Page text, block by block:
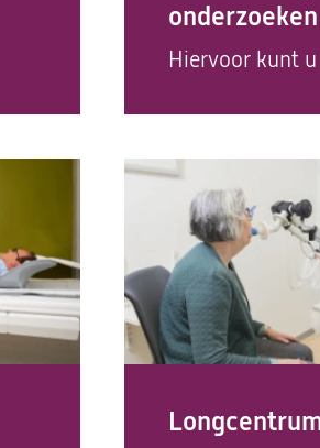
onderzoeken
Hiervoor kunt